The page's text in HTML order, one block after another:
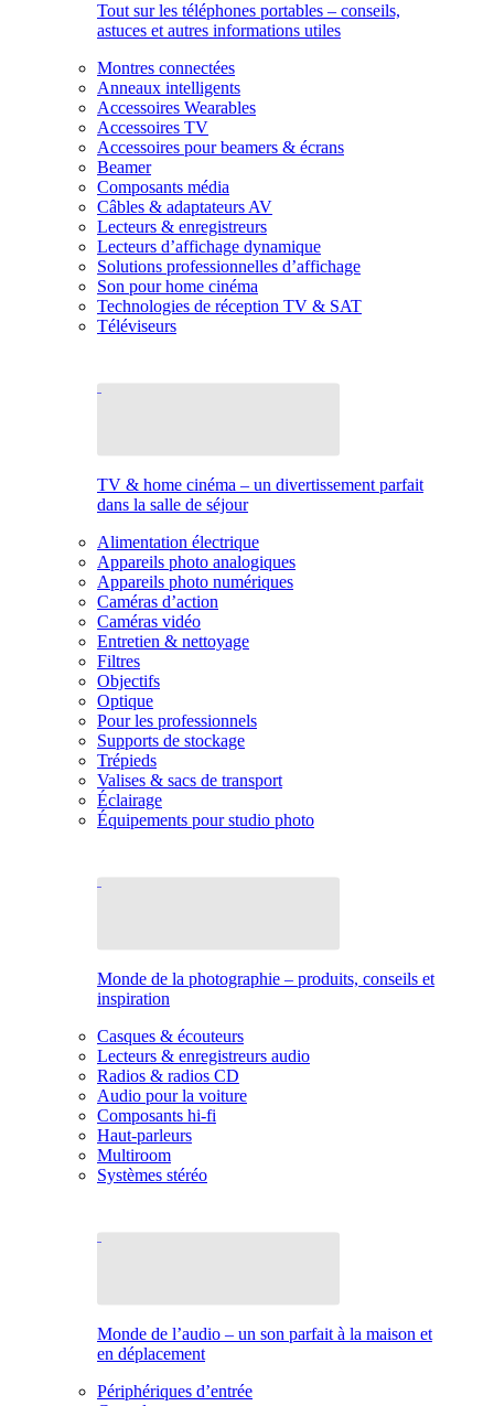
Tout sur les téléphones portables – conseils,
astuces et autres informations utiles
Montres connectées
Anneaux intelligents
Accessoires Wearables
Accessoires TV
Accessoires pour beamers & écrans
Beamer
Composants média
Câbles & adaptateurs AV
Lecteurs & enregistreurs
Lecteurs d’affichage dynamique
Solutions professionnelles d’affichage
Son pour home cinéma
Technologies de réception TV & SAT
Téléviseurs
TV & home cinéma – un divertissement parfait
dans la salle de séjour
Alimentation électrique
Appareils photo analogiques
Appareils photo numériques
Caméras d’action
Caméras vidéo
Entretien & nettoyage
Filtres
Objectifs
Optique
Pour les professionnels
Supports de stockage
Trépieds
Valises & sacs de transport
Éclairage
Équipements pour studio photo
Monde de la photographie – produits, conseils et
inspiration
Casques & écouteurs
Lecteurs & enregistreurs audio
Radios & radios CD
Audio pour la voiture
Composants hi-fi
Haut-parleurs
Multiroom
Systèmes stéréo
Monde de l’audio – un son parfait à la maison et
en déplacement
Périphériques d’entrée